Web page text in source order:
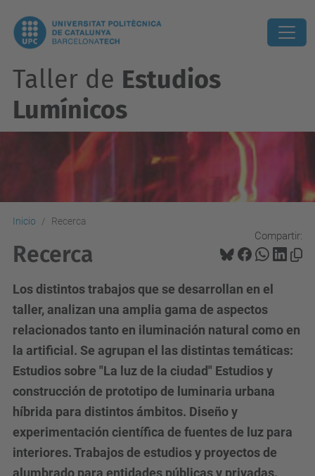
Taller de Estudios
Lumínicos
Inicio Recerca
Compartir:
Recerca
Los distintos trabajos que se desarrollan en el
taller, analizan una amplia gama de aspectos
relacionados tanto en iluminación natural como en
la artificial. Se agrupan el las distintas temáticas:
Estudios sobre "La luz de la ciudad" Estudios y
construcción de prototipo de luminaria urbana
híbrida para distintos ámbitos. Diseño y
experimentación científica de fuentes de luz para
interiores. Trabajos de estudios y proyectos de
alumbrado para entidades públicas y privadas.